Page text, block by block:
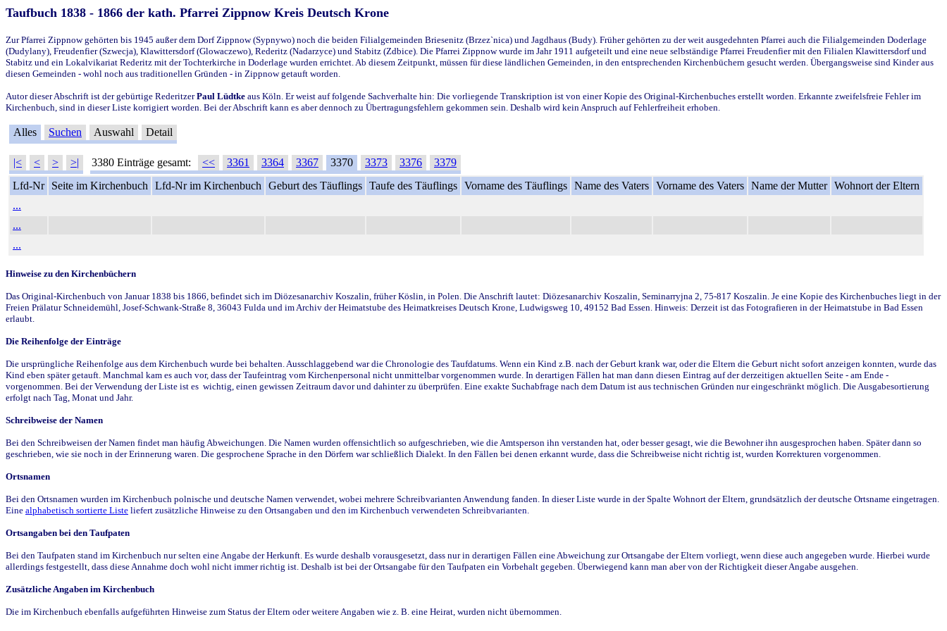
Taufbuch 1838 - 1866 der kath. Pfarrei Zippnow Kreis Deutsch Krone
Zur Pfarrei Zippnow gehörten bis 1945 außer dem Dorf Zippnow (Sypnywo) noch die beiden Filialgemeinden Briesenitz (Brzez`nica) und Jagdhaus (Budy). Früher gehörten zu der weit ausgedehnten Pfarrei auch die Filialgemeinden Doderlage
(Dudylany), Freudenfier (Szwecja), Klawittersdorf (Glowaczewo), Rederitz (Nadarzyce) und Stabitz (Zdbice). Die Pfarrei Zippnow wurde im Jahr 1911 aufgeteilt und eine neue selbständige Pfarrei Freudenfier mit den Filialen Klawittersdorf und
Stabitz und ein Lokalvikariat Rederitz mit der Tochterkirche in Doderlage wurden errichtet. Ab diesem Zeitpunkt, müssen für diese ländlichen Gemeinden, in den entsprechenden Kirchenbüchern gesucht werden. Übergangsweise sind Kinder aus
diesen Gemeinden - wohl noch aus traditionellen Gründen - in Zippnow getauft worden.
Autor dieser Abschrift ist der gebürtige RederitzerPaul Lüdtke aus Köln. Er weist auf folgende Sachverhalte hin: Die vorliegende Transkription ist von einer Kopie des Original-Kirchenbuches erstellt worden. Erkannte zweifelsfreie Fehler im
Kirchenbuch, sind in dieser Liste korrigiert worden. Bei der Abschrift kann es aber dennoch zu Übertragungsfehlern gekommen sein. Deshalb wird kein Anspruch auf Fehlerfreiheit erhoben.
Alles Suchen Auswahl Detail
|< < > >| 3380 Einträge gesamt: << 3361 3364 3367 3370 3373 3376
3379
Lfd-Nr
Seite im Kirchenbuch Lfd-Nr im Kirchenbuch Geburt des Täuflings Taufe des Täuflings Vorname des Täuflings Name des Vaters Vorname des Vaters Name der Mutter Wohnort der Eltern
...
...
...
Hinweise zu den Kirchenbüchern
Das Original-Kirchenbuch von Januar 1838 bis 1866, befindet sich im Diözesanarchiv Koszalin, früher Köslin, in Polen. Die Anschrift lautet: Diözesanarchiv Koszalin, Seminarryjna 2, 75-817 Koszalin. Je eine Kopie des Kirchenbuches liegt in der
Freien Prälatur Schneidemühl, Josef-Schwank-Straße 8, 36043 Fulda und im Archiv der Heimatstube des Heimatkreises Deutsch Krone, Ludwigsweg 10, 49152 Bad Essen. Hinweis: Derzeit ist das Fotografieren in der Heimatstube in Bad Essen
erlaubt.
Die Reihenfolge der Einträge
Die ursprüngliche Reihenfolge aus dem Kirchenbuch wurde bei behalten. Ausschlaggebend war die Chronologie des Taufdatums. Wenn ein Kind z.B. nach der Geburt krank war, oder die Eltern die Geburt nicht sofort anzeigen konnten, wurde das
Kind eben später getauft. Manchmal kam es auch vor, dass der Taufeintrag vom Kirchenpersonal nicht unmittelbar vorgenommen wurde. In derartigen Fällen hat man dann diesen Eintrag auf der derzeitigen aktuellen Seite - am Ende -
vorgenommen. Bei der Verwendung der Liste ist es wichtig, einen gewissen Zeitraum davor und dahinter zu überprüfen. Eine exakte Suchabfrage nach dem Datum ist aus technischen Gründen nur eingeschränkt möglich. Die Ausgabesortierung
erfolgt nach Tag, Monat und Jahr.
Schreibweise der Namen
Bei den Schreibweisen der Namen findet man häufig Abweichungen. Die Namen wurden offensichtlich so aufgeschrieben, wie die Amtsperson ihn verstanden hat, oder besser gesagt, wie die Bewohner ihn ausgesprochen haben. Später dann so
geschrieben, wie sie noch in der Erinnerung waren. Die gesprochene Sprache in den Dörfern war schließlich Dialekt. In den Fällen bei denen erkannt wurde, dass die Schreibweise nicht richtig ist, wurden Korrekturen vorgenommen.
Ortsnamen
Bei den Ortsnamen wurden im Kirchenbuch polnische und deutsche Namen verwendet, wobei mehrere Schreibvarianten Anwendung fanden. In dieser Liste wurde in der Spalte Wohnort der Eltern, grundsätzlich der deutsche Ortsname eingetragen.
Eine alphabetisch sortierte Liste liefert zusätzliche Hinweise zu den Ortsangaben und den im Kirchenbuch verwendeten Schreibvarianten.
Ortsangaben bei den Taufpaten
Bei den Taufpaten stand im Kirchenbuch nur selten eine Angabe der Herkunft. Es wurde deshalb vorausgesetzt, dass nur in derartigen Fällen eine Abweichung zur Ortsangabe der Eltern vorliegt, wenn diese auch angegeben wurde. Hierbei wurde
allerdings festgestellt, dass diese Annahme doch wohl nicht immer richtig ist. Deshalb ist bei der Ortsangabe für den Taufpaten ein Vorbehalt gegeben. Überwiegend kann man aber von der Richtigkeit dieser Angabe ausgehen.
Zusätzliche Angaben im Kirchenbuch
Die im Kirchenbuch ebenfalls aufgeführten Hinweise zum Status der Eltern oder weitere Angaben wie z. B. eine Heirat, wurden nicht übernommen.